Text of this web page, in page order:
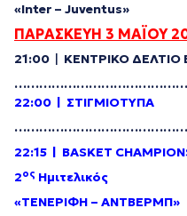
«Inter – Juventus»
ΠΑΡΑΣΚΕΥΗ 3 ΜΑΪΟΥ
21:00 | ΚΕΝΤΡΙΚΟ
22:00 | ΣΤΙΓΜΙΟΤΥΠΑ
22:15 | BASKET
2ος Ημιτελικός
«ΤΕΝΕΡΙΦΗ – ΑΝΤΒΕΡΜΠ»